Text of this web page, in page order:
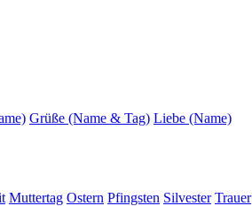
Grüße (Name & Tag) Liebe (Name)
Muttertag Ostern Pfingsten Silvester Trauer